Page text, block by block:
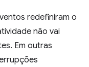
redefiniram o
não vai
Em outras